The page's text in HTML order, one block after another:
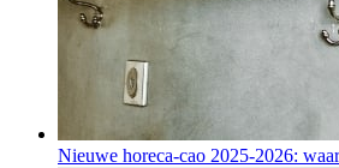
Nieuwe horeca-cao 2025-2026: